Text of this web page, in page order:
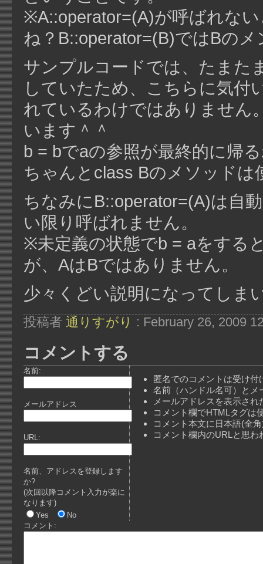
※A::operator=(A)が呼ばれな
ね？B::operator=(B)ではBの
サンプルコードでは、たまた
していたため、こちらに気付
れているわけではありません
います＾＾
b = bでaの参照が最終的に帰
ちゃんとclass Bのメソッドは
ちなみにB::operator=(A)は自
い限り呼ばれません。
※未定義の状態でb = aをする
が、AはBではありません。
少々くどい説明になってしま
投稿者 通りすがり : February 26, 2009
コメントする
名前:
メールアドレス
URL:
名前、アドレスを登録します
か?
(次回以降コメント入力が楽に
なります)
Yes
No
匿名でのコメントは受け付
名前（ハンドル名可）とメ
メールアドレスを表示さ
コメント欄でHTMLタグは
コメント本文に日本語(全
コメント欄内のURLと思
コメント: